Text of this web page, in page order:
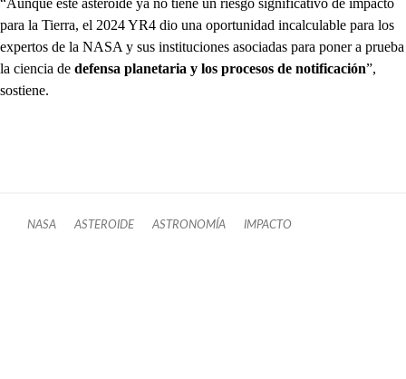
“Aunque este asteroide ya no tiene un riesgo significativo de impacto
para la Tierra, el 2024 YR4 dio una oportunidad incalculable para los
expertos de la NASA y sus instituciones asociadas para poner a prueba
la ciencia de defensa planetaria y los procesos de notificación”,
sostiene.
NASA ASTEROIDE ASTRONOMÍA IMPACTO